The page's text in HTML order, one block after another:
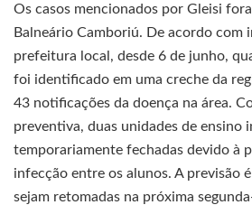
Os casos mencionados por Gleisi
Balneário Camboriú. De acordo com
prefeitura local, desde 6 de junho,
foi identificado em uma creche da
43 notificações da doença na área.
preventiva, duas unidades de ensino
temporariamente fechadas devido à
infecção entre os alunos. A previsão
sejam retomadas na próxima